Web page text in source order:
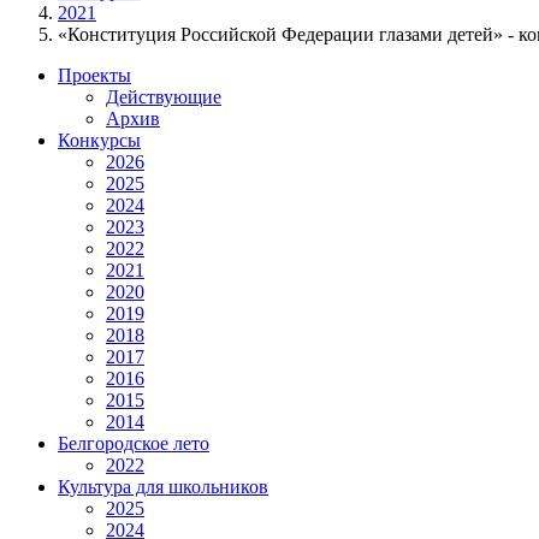
2021
«Конституция Российской Федерации глазами детей» -
Проекты
Действующие
Архив
Конкурсы
2026
2025
2024
2023
2022
2021
2020
2019
2018
2017
2016
2015
2014
Белгородское лето
2022
Культура для школьников
2025
2024